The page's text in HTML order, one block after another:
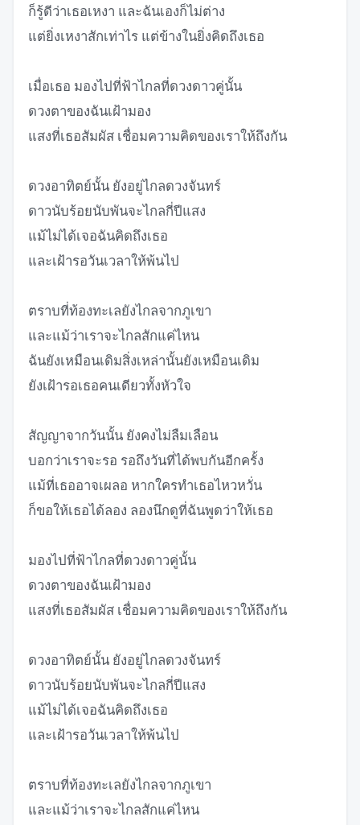
ก็รู้ดีว่าเธอเหงา และฉันเองก็ไม่ต่าง
แต่ยิ่งเหงาสักเท่าไร แต่ข้างในยิ่งคิดถึงเธอ
เมื่อเธอ มองไปที่ฟ้าไกลที่ดวงดาวคู่นั้น
ดวงตาของฉันเฝ้ามอง
แสงที่เธอสัมผัส เชื่อมความคิดของเราให้ถึงกัน
ดวงอาทิตย์นั้น ยังอยู่ไกลดวงจันทร์
ดาวนับร้อยนับพันจะไกลกี่ปีแสง
แม้ไม่ได้เจอฉันคิดถึงเธอ
และเฝ้ารอวันเวลาให้พ้นไป
ตราบที่ท้องทะเลยังไกลจากภูเขา
และแม้ว่าเราจะไกลสักแค่ไหน
ฉันยังเหมือนเดิมสิ่งเหล่านั้นยังเหมือนเดิม
ยังเฝ้ารอเธอคนเดียวทั้งหัวใจ
สัญญาจากวันนั้น ยังคงไม่ลืมเลือน
บอกว่าเราจะรอ รอถึงวันที่ได้พบกันอีกครั้ง
แม้ที่เธออาจเผลอ หากใครทำเธอไหวหวั่น
ก็ขอให้เธอได้ลอง ลองนึกดูที่ฉันพูดว่าให้เธอ
มองไปที่ฟ้าไกลที่ดวงดาวคู่นั้น
ดวงตาของฉันเฝ้ามอง
แสงที่เธอสัมผัส เชื่อมความคิดของเราให้ถึงกัน
ดวงอาทิตย์นั้น ยังอยู่ไกลดวงจันทร์
ดาวนับร้อยนับพันจะไกลกี่ปีแสง
แม้ไม่ได้เจอฉันคิดถึงเธอ
และเฝ้ารอวันเวลาให้พ้นไป
ตราบที่ท้องทะเลยังไกลจากภูเขา
และแม้ว่าเราจะไกลสักแค่ไหน